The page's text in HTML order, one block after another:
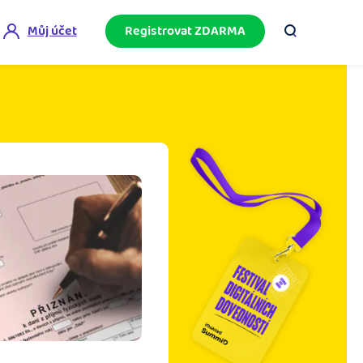
akademii.
Fakturační poradna
se komunity na fakturaci, daně či
Můj účet Registrovat ZDARMA